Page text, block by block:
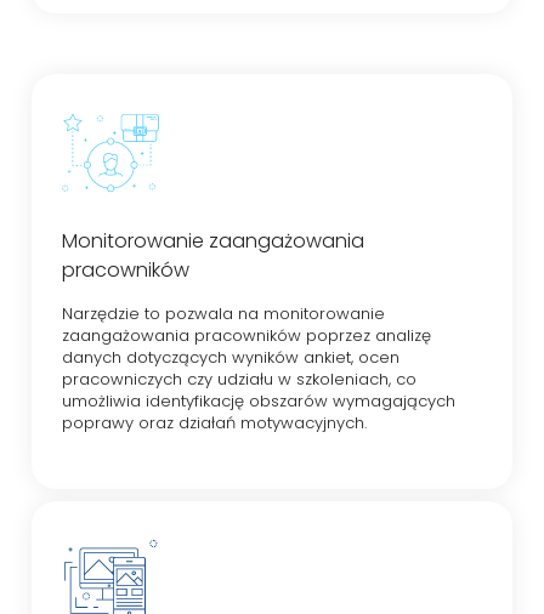
Monitorowanie zaangażowania
pracowników
Narzędzie to pozwala na monitorowanie
zaangażowania pracowników poprzez analizę
danych dotyczących wyników ankiet, ocen
pracowniczych czy udziału w szkoleniach, co
umożliwia identyfikację obszarów wymagających
poprawy oraz działań motywacyjnych.